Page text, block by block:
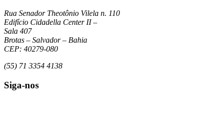
Rua Senador Theotônio Vilela n. 110
Edifício Cidadella Center II –
Sala 407
Brotas – Salvador – Bahia
CEP: 40279-080
(55) 71 3354 4138
Siga-nos